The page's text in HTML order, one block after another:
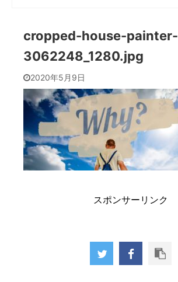
cropped-house-painter-
3062248_1280.jpg
2020年5月9日
スポンサーリンク